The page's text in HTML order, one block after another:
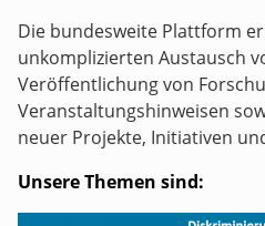
Die bundesweite Plattform
unkomplizierten Austausch
Veröffentlichung von
Veranstaltungshinweisen
neuer Projekte, Initiativen
Unsere Themen sind: